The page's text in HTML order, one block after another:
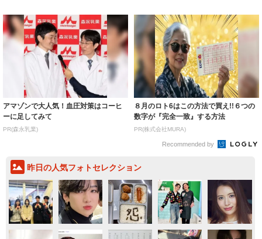
アマゾンで大人気！血圧対策はコーヒ
ーに足してみて
PR(森永乳業)
８月のロト6はこの方法で買え!!６つの
数字が『完全一致』する方法
PR(株式会社MURA)
Recommended by
昨日の人気フォトセレクション